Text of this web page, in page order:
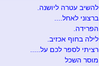
להשיב עטרה ליושנה.
ברצוני לאחל....
הפרידה.
לילה בחוף אכזיב.
רציתי לספר לכם על.....
מוסר השכל